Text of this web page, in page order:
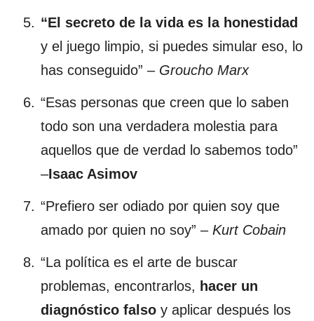
“El secreto de la vida es la honestidad
y el juego limpio, si puedes simular eso, lo
has conseguido” – Groucho Marx
“Esas personas que creen que lo saben
todo son una verdadera molestia para
aquellos que de verdad lo sabemos todo”
–Isaac Asimov
“Prefiero ser odiado por quien soy que
amado por quien no soy” – Kurt Cobain
“La política es el arte de buscar
problemas, encontrarlos, hacer un
diagnóstico falso y aplicar después los